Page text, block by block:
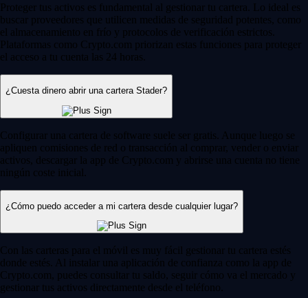
Proteger tus activos es fundamental al gestionar tu cartera. Lo ideal es
buscar proveedores que utilicen medidas de seguridad potentes, como
el almacenamiento en frío y protocolos de verificación estrictos.
Plataformas como Crypto.com priorizan estas funciones para proteger
el acceso a tu cuenta las 24 horas.
¿Cuesta dinero abrir una cartera Stader?
Configurar una cartera de software suele ser gratis. Aunque luego se
apliquen comisiones de red o transacción al comprar, vender o enviar
activos, descargar la app de Crypto.com y abrirse una cuenta no tiene
ningún coste inicial.
¿Cómo puedo acceder a mi cartera desde cualquier lugar?
Con las carteras para el móvil es muy fácil gestionar tu cartera estés
donde estés. Al instalar una aplicación de confianza como la app de
Crypto.com, puedes consultar tu saldo, seguir cómo va el mercado y
gestionar tus activos directamente desde el teléfono.